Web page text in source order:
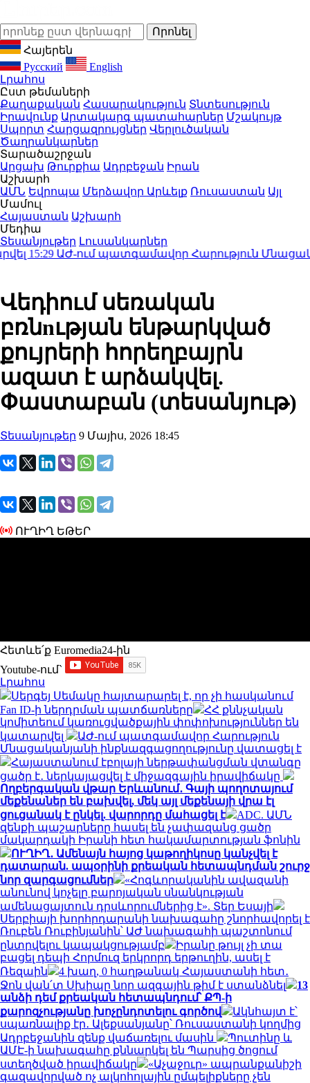
Հայերեն
Русский
English
Լրահոս
Ըստ թեմաների
Քաղաքական Հասարակություն Տնտեսություն
Իրավունք Արտակարգ պատահարներ Մշակույթ
Սպորտ Հարցազրույցներ Վերլուծական
Ծաղրանկարներ
Տարածաշրջան
Արցախ Թուրքիա Ադրբեջան Իրան
Աշխարհ
ԱՄՆ Եվրոպա Մերձավոր Արևելք Ռուսաստան Այլ
Մամուլ
Հայաստան Աշխարհ
Մեդիա
Տեսանյութեր Լուսանկարներ
15:29ԱԺ-ում պատգամավոր Հարություն
Վեդիում սեռական
բռնnւթյան ենթարկված
քույրերի հորեղբայրն
ազատ է արձակվել.
Փաստաբան (տեսանյութ)
Տեսանյութեր 9 Մայիս, 2026 18:45
ՈՒՂԻՂ ԵԹԵՐ
Հետևե՛ք Euromedia24-ին
Youtube-ում`
Լրահոս
Սերգեյ Սեմակը հայտարարել է, որ չի հասկանում
Fan ID-ի ներդրման պատճառները
ՀՀ քննչական
կոմիտեում կառուցվածքային փոփոխություններ են
կատարվել
ԱԺ-ում պատգամավոր Հարություն
Մնացականյանի ինքնազգացողությունը վատացել է
Հայաստանում էբոլայի ներթափանցման վտանգը
ցածր է․ ներկայացվել է միջազգային իրավիճակը
Ողբերգական վթար Երևանում․ Գայի պողոտայում
մեքենաներ են բախվել, մեկ այլ մեքենայի վրա էլ
ցուցանակ է ընկել. վարորդը մահացել է
ADC. ԱՄՆ
զենքի պաշարները հասել են չափազանց ցածր
մակարդակի Իրանի հետ հակամարտության ֆոնին
ՈՒՂԻՂ․ Ամենայն հայոց կաթողիկոսը կանչվել է
դատարան. ապօրինի քրեական հետապնդման շուրջ
նոր զարգացումներ
«Հոգևորականին ավազանի
անունով կոչելը բարոյական սնանկության
ամենացայտուն դրսևորումներից է». Տեր Եսայի
Սերբիայի խորհրդարանի նախագահը շնորհավորել է
Ռուբեն Ռուբինյանին՝ ԱԺ նախագահի պաշտոնում
ընտրվելու կապակցությամբ
Իրանը թույլ չի տա
բացել դեպի Հորմուզ երկրորդ երթուղին, ասել է
Ռեզաին
4 խաղ, 0 հաղթանակ Հայաստանի հետ․
Ջոն վան՛տ Սխիպը նոր ազգային թիմ է ստանձնել
13
անձի դեմ քրեական հետապնդում՝ ՔՊ-ի
քարոզչությանը խոչընդոտելու գործով
Ակնհայտ է՝
սպառնալիք էր․ Ալեքսանյանը՝ Ռուսաստանի կողմից
Ադրբեջանին զենք վաճառելու մասին
Պուտինը և
ԱՄԷ-ի նախագահը քննարկել են Պարսից ծոցում
ստեղծված իրավիճակը
«Աչաջուր» ապրանքանիշի
գազավորված ոչ ալկոհոլային ըմպելիքները չեն